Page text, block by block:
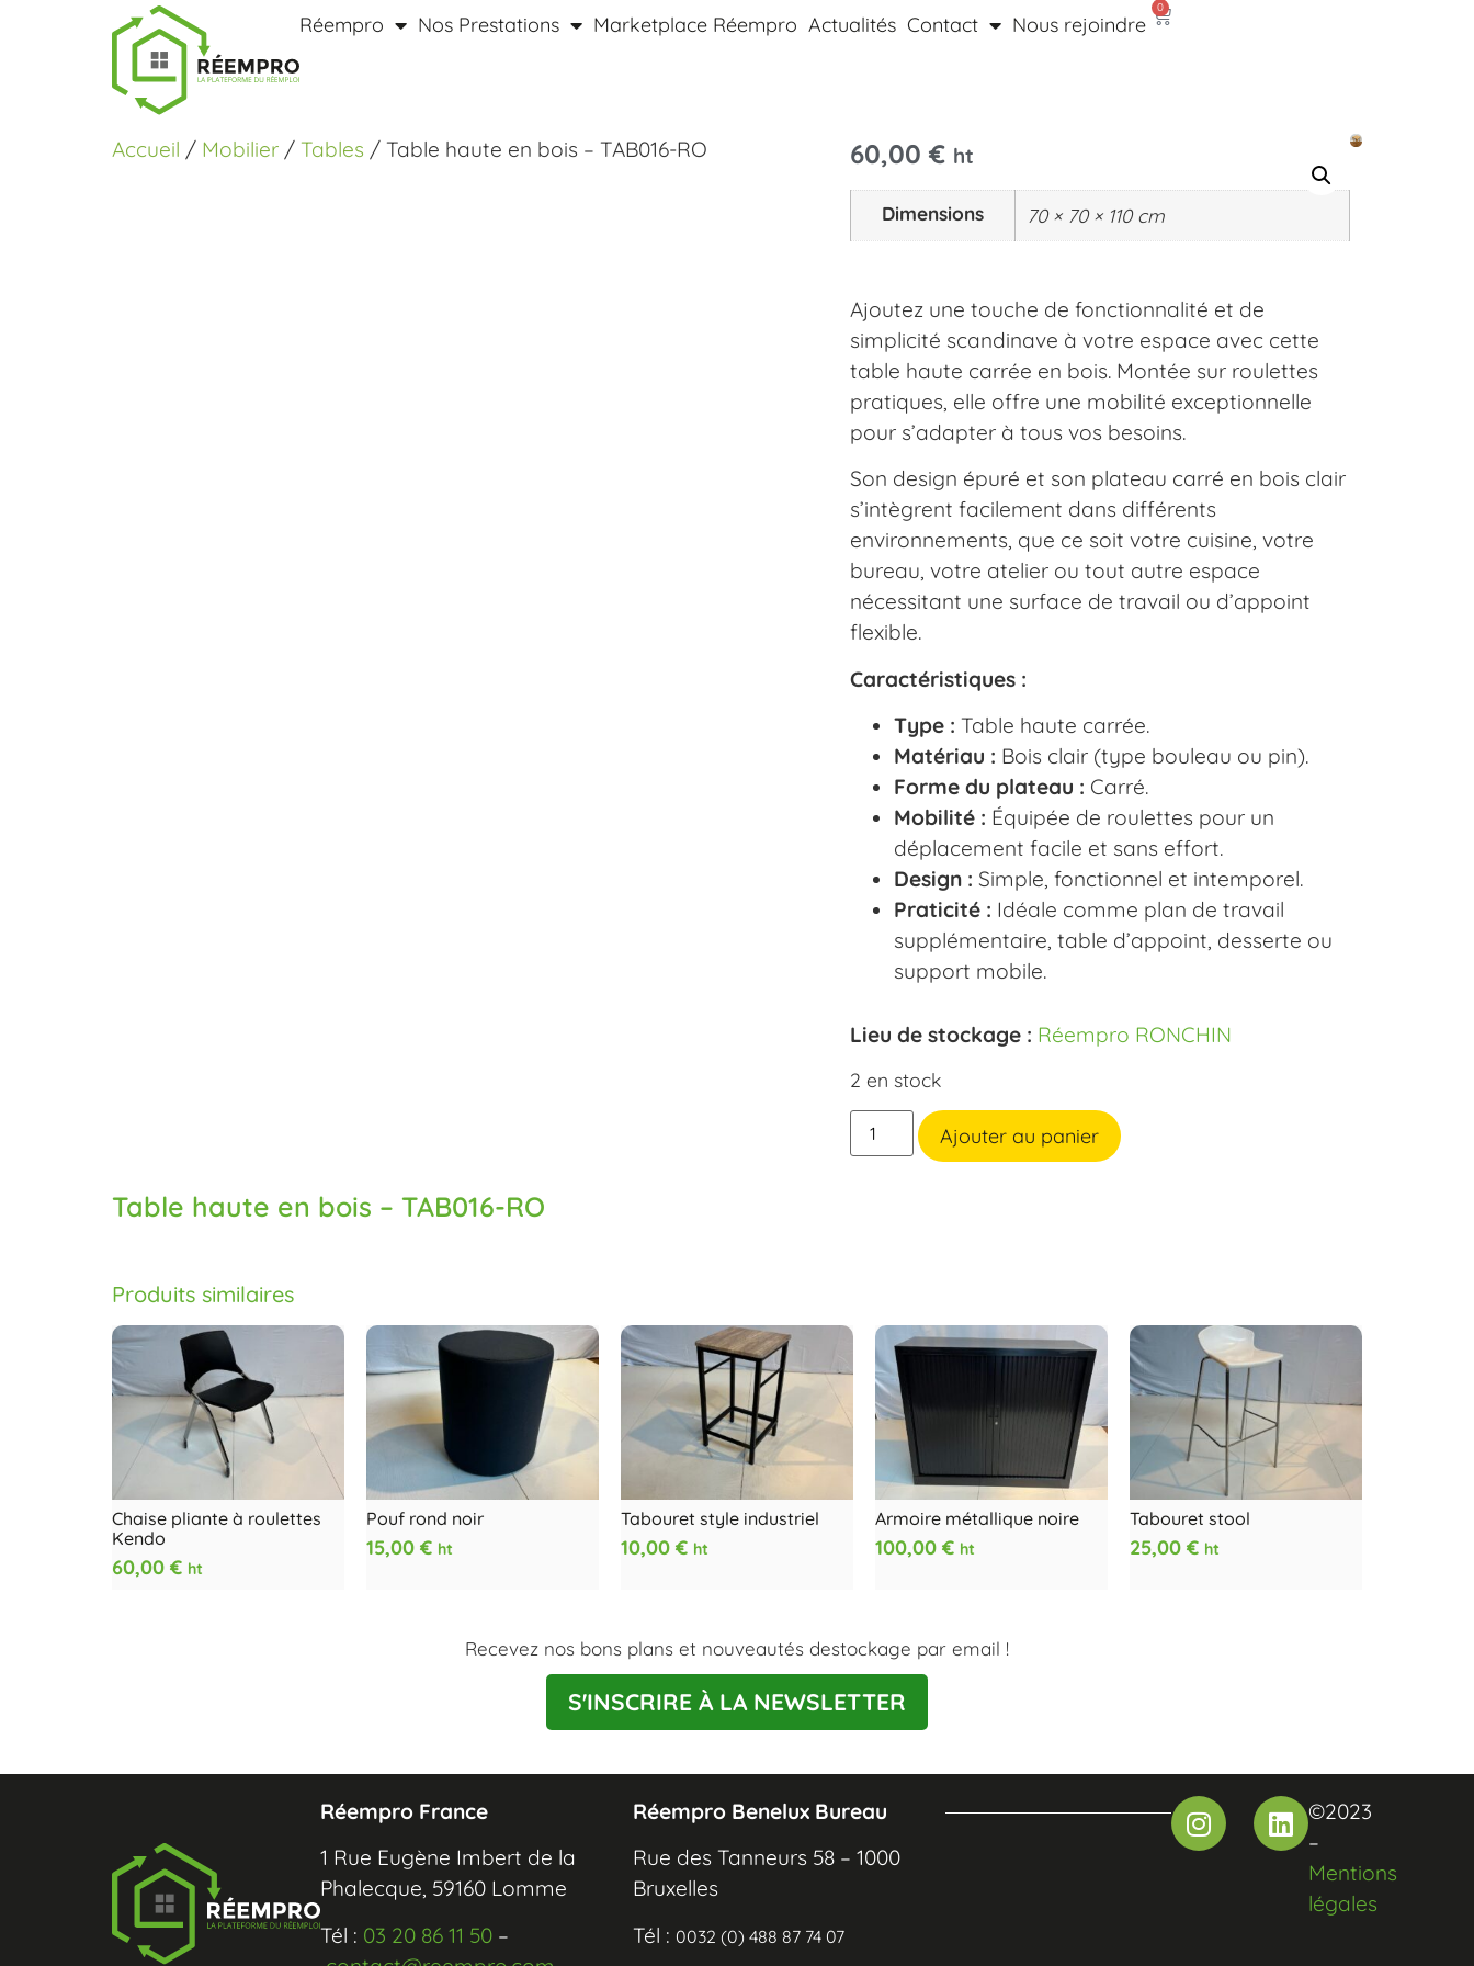
Réempro Nos Prestations Marketplace Réempro Actualités Contact Nous rejoindre
0
Accueil / Mobilier / Tables / Table haute en bois – TAB016-RO
Table haute en bois – TAB016-RO
60,00 € ht
Dimensions 70 × 70 × 110 cm
Ajoutez une touche de fonctionnalité et de
simplicité scandinave à votre espace avec cette
table haute carrée en bois. Montée sur roulettes
pratiques, elle offre une mobilité exceptionnelle
pour s’adapter à tous vos besoins.
Son design épuré et son plateau carré en bois clair
s’intègrent facilement dans différents
environnements, que ce soit votre cuisine, votre
bureau, votre atelier ou tout autre espace
nécessitant une surface de travail ou d’appoint
flexible.
Caractéristiques :
Type : Table haute carrée.
Matériau : Bois clair (type bouleau ou pin).
Forme du plateau : Carré.
Mobilité : Équipée de roulettes pour un
déplacement facile et sans effort.
Design : Simple, fonctionnel et intemporel.
Praticité : Idéale comme plan de travail
supplémentaire, table d’appoint, desserte ou
support mobile.
Lieu de stockage : Réempro RONCHIN
2 en stock
Ajouter au panier
Produits similaires
Chaise pliante à roulettes
Kendo
60,00 € ht
Pouf rond noir
15,00 € ht
Tabouret style industriel
10,00 € ht
Armoire métallique noire
100,00 € ht
Tabouret stool
25,00 € ht
Recevez nos bons plans et nouveautés destockage par email !
S'INSCRIRE À LA NEWSLETTER
Réempro France
1 Rue Eugène Imbert de la
Phalecque, 59160 Lomme
Tél : 03 20 86 11 50 –
Réempro Benelux Bureau
Rue des Tanneurs 58 – 1000
Bruxelles
Tél : 0032 (0) 488 87 74 07
©2023
–
Mentions
légales